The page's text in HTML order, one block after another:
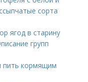
сорта
ягод в старину
групп
пить кормящим